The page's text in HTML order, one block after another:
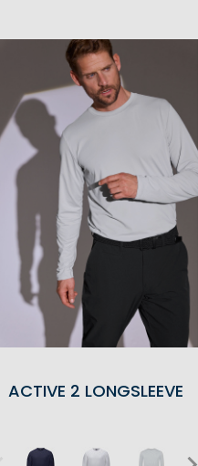
ACTIVE 2 LONGSLEEVE